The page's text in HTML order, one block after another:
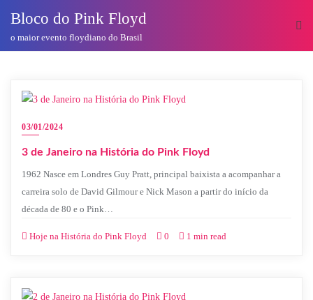
conteúdo
Bloco do Pink Floyd
o maior evento floydiano do Brasil
03/01/2024
3 de Janeiro na História do Pink Floyd
1962 Nasce em Londres Guy Pratt, principal baixista a acompanhar a
carreira solo de David Gilmour e Nick Mason a partir do início da
década de 80 e o Pink…
Hoje na História do Pink Floyd 0 1 min read